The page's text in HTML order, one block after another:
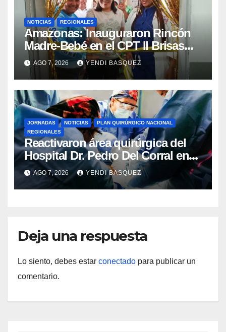
NOTICIAS REGIONALES
​Amazonas: Inauguraron Rincón
Madre-Bebé en el CPT II Brisas
del Aeropuerto ​Inauguraron
Rincón
AGO 7, 2026 YENDI BASQUEZ
JORNADAS NOTICIAS
PLAN QUIRÚRGICO NACIONAL
REGIONALES
Reactivaron área quirúrgica del
Hospital Dr. Pedro Del Corral en
Guárico
AGO 7, 2026 YENDI BASQUEZ
Deja una respuesta
Lo siento, debes estar conectado para publicar un
comentario.